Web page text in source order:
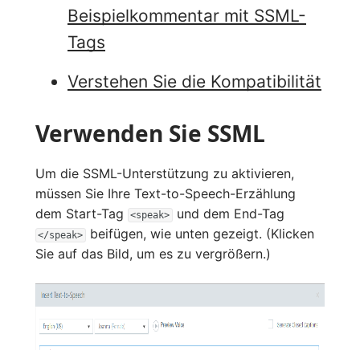
Beispielkommentar mit SSML-
Tags
Verstehen Sie die Kompatibilität
Verwenden Sie SSML
Um die SSML-Unterstützung zu aktivieren,
müssen Sie Ihre Text-to-Speech-Erzählung
dem Start-Tag
<speak> und dem End-Tag
</speak> beifügen, wie unten gezeigt. (Klicken
Sie auf das Bild, um es zu vergrößern.)